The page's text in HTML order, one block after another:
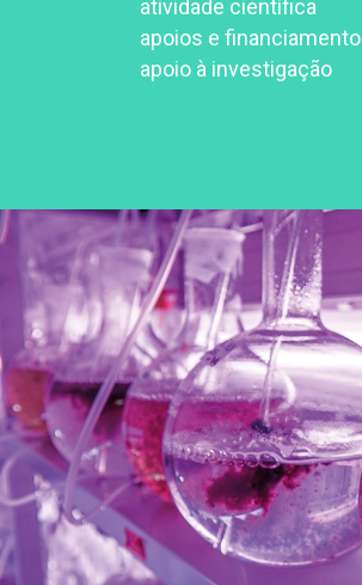
atividade científica
apoios e financiamento
apoio à investigação